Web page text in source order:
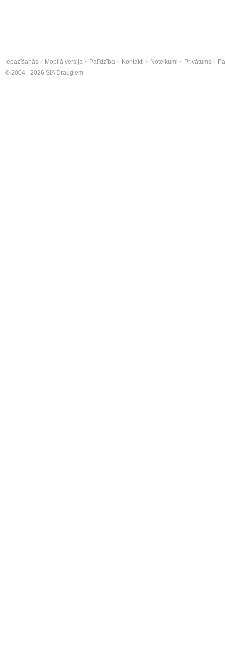
Iepazīšanās Mobilā versija Palīdzība Kontakti Noteikumi Privātums
© 2004 - 2026 SIA Draugiem